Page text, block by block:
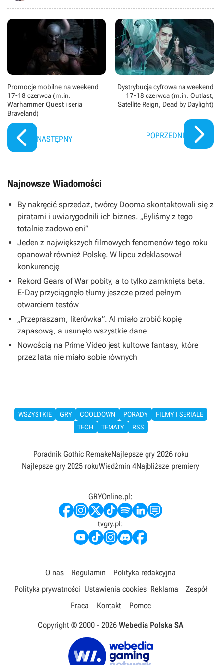
Promocje mobilne na weekend
17-18 czerwca (m.in.
Warhammer Quest i seria
Braveland)
NASTĘPNY
Dystrybucja cyfrowa na weekend
17-18 czerwca (m.in. Outlast,
Satellite Reign, Dead by Daylight)
POPRZEDNI
Najnowsze Wiadomości
By nakręcić sprzedaż, twórcy Dooma skontaktowali się z
piratami i uwiarygodnili ich biznes. „Byliśmy z tego
totalnie zadowoleni”
Jeden z największych filmowych fenomenów tego roku
opanował również Polskę. W lipcu zdeklasował
konkurencję
Rekord Gears of War pobity, a to tylko zamknięta beta.
E-Day przyciągnęło tłumy jeszcze przed pełnym
otwarciem testów
„Przepraszam, literówka”. AI miało zrobić kopię
zapasową, a usunęło wszystkie dane
Nowością na Prime Video jest kultowe fantasy, które
przez lata nie miało sobie równych
WSZYSTKIE GRY COOLDOWN PORADY
FILMY I SERIALE
TECH
TEMATY RSS
Poradnik Gothic RemakeNajlepsze gry 2026 roku
Najlepsze gry 2025 rokuWiedźmin 4Najbliższe premiery
GRYOnline.pl:
tvgry.pl:
O nas Regulamin
Polityka redakcyjna
Polityka prywatności Ustawienia cookies Reklama
Zespół
Praca
Kontakt Pomoc
Copyright © 2000 - 2026 Webedia Polska SA